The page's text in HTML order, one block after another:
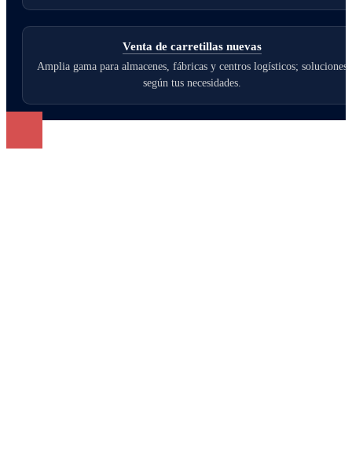
Venta de carretillas nuevas
Amplia gama para almacenes, fábricas y centros logísticos; soluciones
según tus necesidades.